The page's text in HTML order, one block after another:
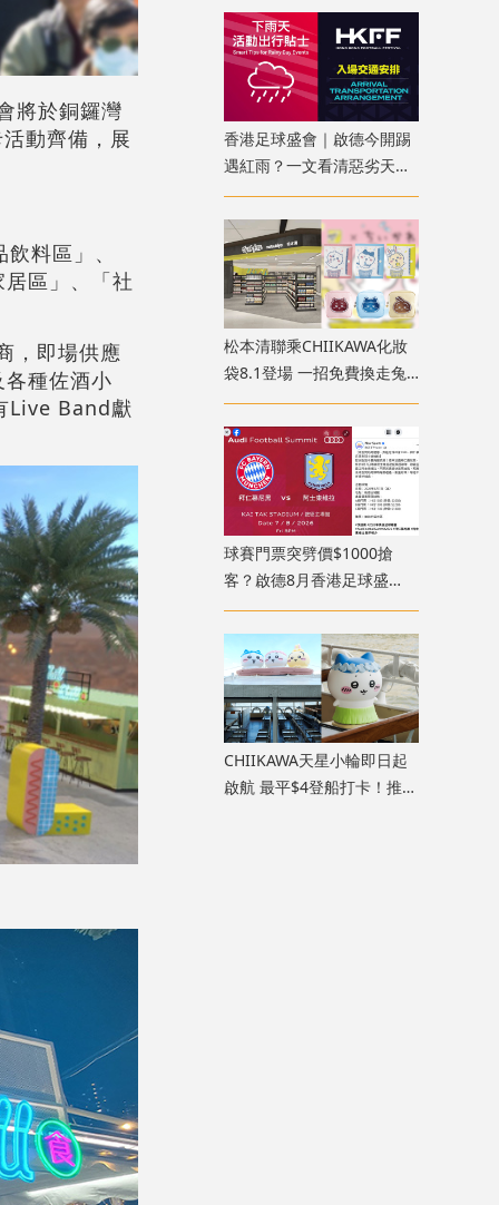
將於銅鑼灣
動齊備，展
料區」、
區」、「社
，即場供應
種佐酒小
Live Band獻
宙展區
香港足球盛會｜啟德今開踢
遇紅雨？一文看清惡劣天氣
安排、入場注意事項、限定
店位置
松本清聯乘CHIIKAWA化妝
袋8.1登場 一招免費換走兔
兔/小八收納袋！九龍灣新店
3大開幕優惠
球賽門票突劈價$1000搶
客？啟德8月香港足球盛
會、奧迪足球峰會賽程
CHIIKAWA天星小輪即日起
啟航 最平$4登船打卡！推限